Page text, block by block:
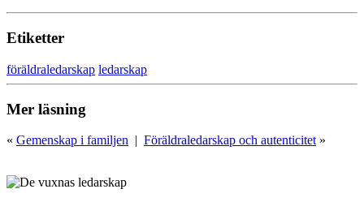
Etiketter
föräldraledarskap ledarskap
Mer läsning
« Gemenskap i familjen | Föräldraledarskap och autenticitet »